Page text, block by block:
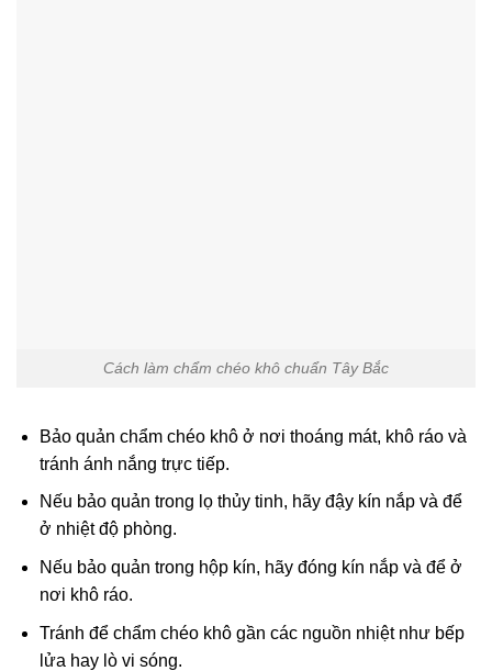
Cách làm chẩm chéo khô chuẩn Tây Bắc
Bảo quản chẩm chéo khô ở nơi thoáng mát, khô ráo và
tránh ánh nắng trực tiếp.
Nếu bảo quản trong lọ thủy tinh, hãy đậy kín nắp và để
ở nhiệt độ phòng.
Nếu bảo quản trong hộp kín, hãy đóng kín nắp và để ở
nơi khô ráo.
Tránh để chẩm chéo khô gần các nguồn nhiệt như bếp
lửa hay lò vi sóng.